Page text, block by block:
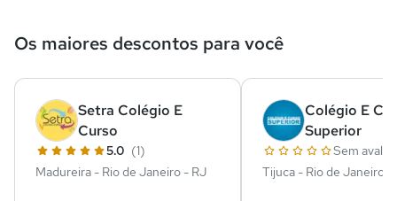
Os maiores descontos para você
Setra Colégio E
Curso
5.0 (1)
Madureira - Rio de Janeiro - RJ
Colégio E
Superior
Sem
Tijuca - Rio de Janeiro -